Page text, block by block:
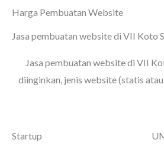
Harga Pembuatan Website
Jasa pembuatan website di VII Koto
Jasa pembuatan website di VII
diinginkan, jenis website (statis
Startup